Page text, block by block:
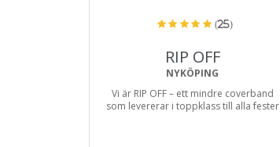
(25)
RIP OFF
NYKÖPING
Vi är RIP OFF – ett mindre coverband
som levererar i toppklass till alla fester